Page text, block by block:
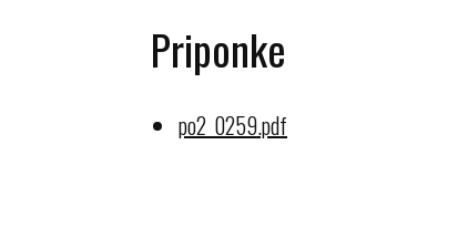
Priponke
po2_0259.pdf